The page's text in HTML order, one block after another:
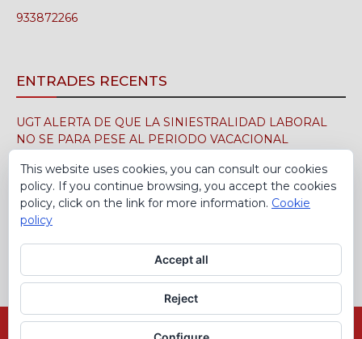
933872266
ENTRADES RECENTS
UGT ALERTA DE QUE LA SINIESTRALIDAD LABORAL
NO SE PARA PESE AL PERIODO VACACIONAL
UGT FICA FIRMA EN EL SIMA EL CONVENIO
COLECTIVO DE LA INDUSTRIA DEL CALZADO PARA EL
PERÍODO 2026-2029
30 de juliol de 2026
Avís Legal Política de cookies
This website uses cookies, you can consult our cookies
policy. If you continue browsing, you accept the cookies
policy, click on the link for more information. Cookie
policy
Accept all
Reject